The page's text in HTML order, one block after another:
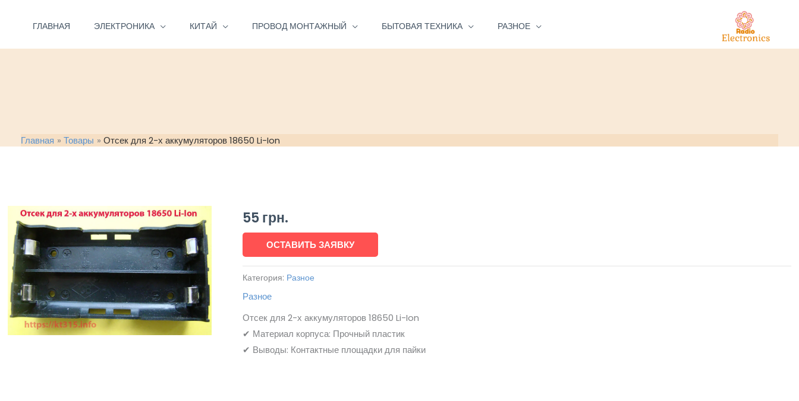
ГЛАВНАЯ ЭЛЕКТРОНИКА КИТАЙ ПРОВОД МОНТАЖНЫЙ БЫТОВАЯ ТЕХНИКА РАЗНОЕ
Главная Товары Отсек для 2-х аккумуляторов 18650 Li-Ion
55грн.
ОСТАВИТЬ ЗАЯВКУ
Категория: Разное
Разное
Отсек для 2-х аккумуляторов 18650 Li-Ion
✔ Материал корпуса: Прочный пластик
✔ Выводы: Контактные площадки для пайки